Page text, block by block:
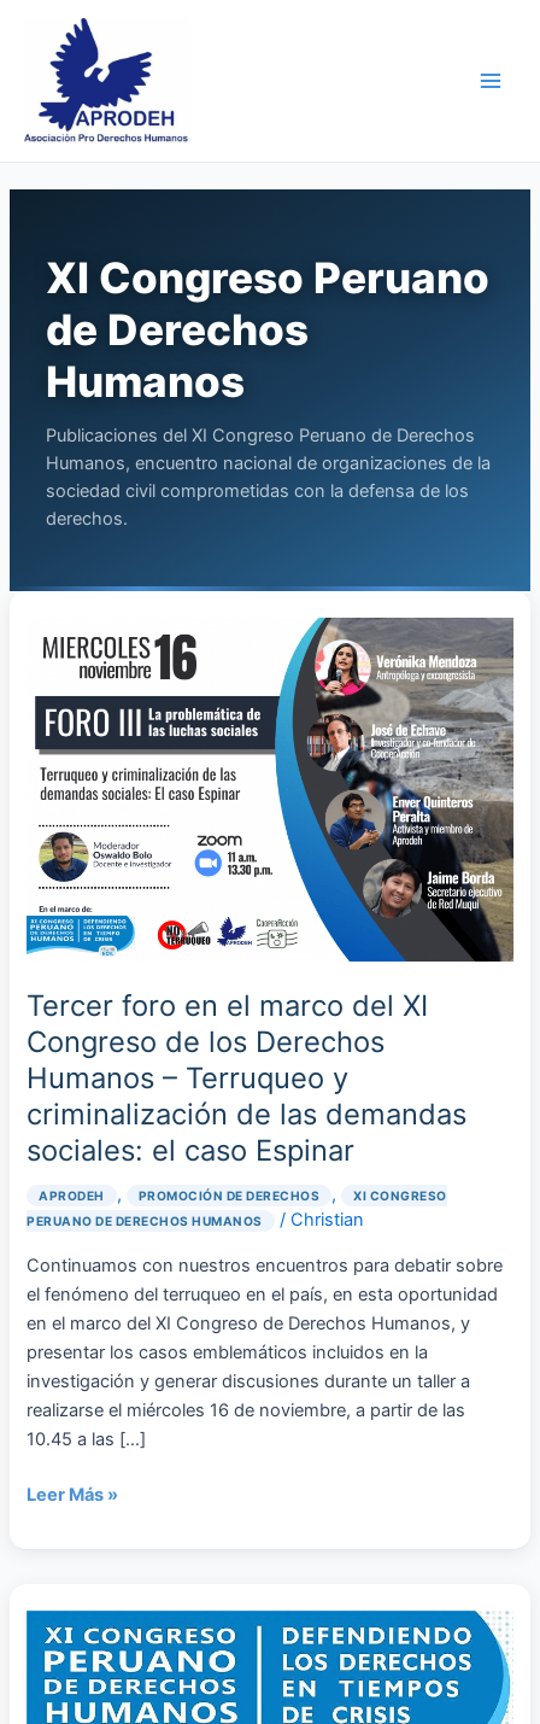
content
XI Congreso Peruano
de Derechos
Humanos
Publicaciones del XI Congreso Peruano de Derechos
Humanos, encuentro nacional de organizaciones de la
sociedad civil comprometidas con la defensa de los
derechos.
Tercer foro en el marco del XI
Congreso de los Derechos
Humanos – Terruqueo y
criminalización de las demandas
sociales: el caso Espinar
APRODEH , PROMOCIÓN DE DERECHOS ,
XI CONGRESO
PERUANO DE DERECHOS HUMANOS
/ Christian
Continuamos con nuestros encuentros para debatir sobre
el fenómeno del terruqueo en el país, en esta oportunidad
en el marco del XI Congreso de Derechos Humanos, y
presentar los casos emblemáticos incluidos en la
investigación y generar discusiones durante un taller a
realizarse el miércoles 16 de noviembre, a partir de las
10.45 a las […]
foro
marco
del
XI
Congreso
de
los
Derechos
Humanos
Terruqueo
y
criminalización
de
las
demandas
Espinar
Leer Más »
Esta
es
agenda